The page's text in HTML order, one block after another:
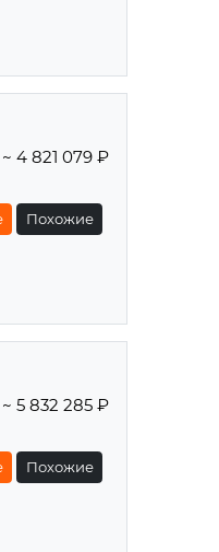
~ 4 821 079 ₽
Похожие
~ 5 832 285 ₽
Похожие